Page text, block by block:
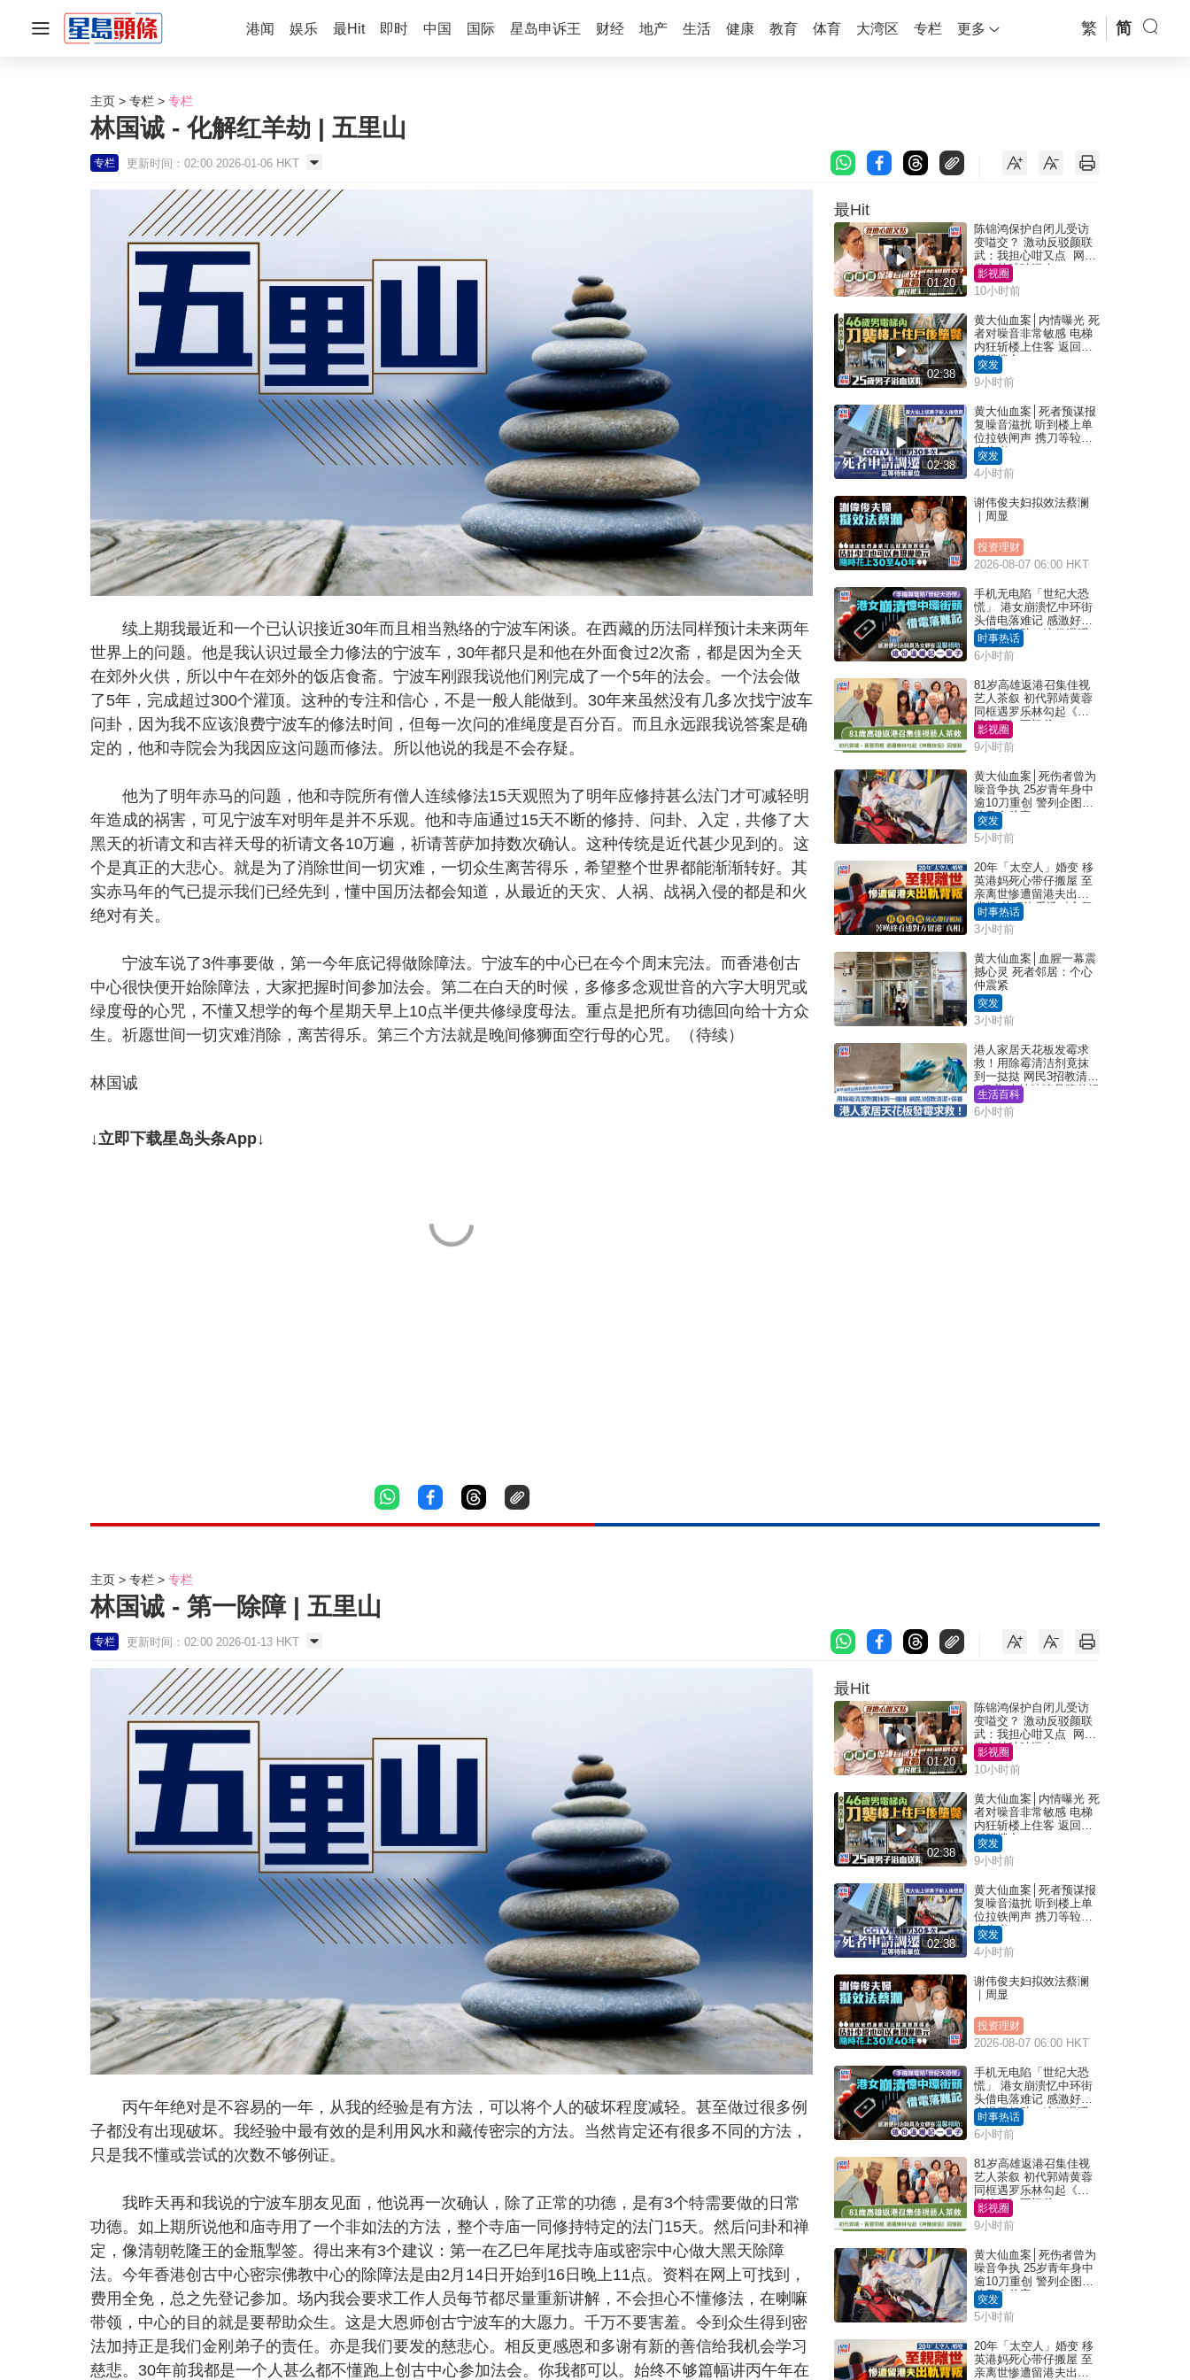
港闻 娱乐 最Hit 即时 中国 国际 星岛申诉王 财经 地产 生活 健康 教育 体育 大湾区 专栏 更多 繁 简
主页 专栏 专栏
林国诚 - 化解红羊劫 | 五里山
专栏 更新时间：02:00 2026-01-06 HKT
续上期我最近和一个已认识接近30年而且相当熟络的宁波车闲谈。在西藏的历法同样预计未来两年
世界上的问题。他是我认识过最全力修法的宁波车，30年都只是和他在外面食过2次斋，都是因为全天
在郊外火供，所以中午在郊外的饭店食斋。宁波车刚跟我说他们刚完成了一个5年的法会。一个法会做
了5年，完成超过300个灌顶。这种的专注和信心，不是一般人能做到。30年来虽然没有几多次找宁波车
问卦，因为我不应该浪费宁波车的修法时间，但每一次问的准绳度是百分百。而且永远跟我说答案是确
定的，他和寺院会为我因应这问题而修法。所以他说的我是不会存疑。
他为了明年赤马的问题，他和寺院所有僧人连续修法15天观照为了明年应修持甚么法门才可减轻明
年造成的祸害，可见宁波车对明年是并不乐观。他和寺庙通过15天不断的修持、问卦、入定，共修了大
黑天的祈请文和吉祥天母的祈请文各10万遍，祈请菩萨加持数次确认。这种传统是近代甚少见到的。这
个是真正的大悲心。就是为了消除世间一切灾难，一切众生离苦得乐，希望整个世界都能渐渐转好。其
实赤马年的气已提示我们已经先到，懂中国历法都会知道，从最近的天灾、人祸、战祸入侵的都是和火
绝对有关。
宁波车说了3件事要做，第一今年底记得做除障法。宁波车的中心已在今个周末完法。而香港创古
中心很快便开始除障法，大家把握时间参加法会。第二在白天的时候，多修多念观世音的六字大明咒或
绿度母的心咒，不懂又想学的每个星期天早上10点半便共修绿度母法。重点是把所有功德回向给十方众
生。祈愿世间一切灾难消除，离苦得乐。第三个方法就是晚间修狮面空行母的心咒。（待续）
林国诚
↓立即下载星岛头条App↓
最Hit
01:20
陈锦鸿保护自闭儿受访
变嗌交？ 激动反驳颜联
武：我担心咁又点 网民
批主持咄咄逼人
影视圈
10小时前
02:38
黄大仙血案│内情曝光 死
者对噪音非常敏感 电梯
内狂斩楼上住客 返回住
所堕楼亡
突发
9小时前
02:38
黄大仙血案│死者预谋报
复噪音滋扰 听到楼上单
位拉铁闸声 携刀等䢂伏
击伤者
突发
4小时前
谢伟俊夫妇拟效法蔡澜
｜周显
投资理财
2026-08-07 06:00 HKT
手机无电陷「世纪大恐
慌」 港女崩溃忆中环街
头借电落难记 感激好心
人温馨相助：这份温暖
记一辈子｜Juicy叮
时事热话
6小时前
81岁高雄返港召集佳视
艺人茶叙 初代郭靖黄蓉
同框遇罗乐林勾起《神
雕侠侣》回忆杀
影视圈
9小时前
黄大仙血案│死伤者曾为
噪音争执 25岁青年身中
逾10刀重创 警列企图谋
杀及自杀案
突发
5小时前
20年「太空人」婚变 移
英港妈死心带仔搬屋 至
亲离世惨遭留港夫出轨
背叛 苦叹终看透对方留
港「真相」｜Juicy叮
时事热话
3小时前
黄大仙血案│血腥一幕震
撼心灵 死者邻居：个心
仲震紧
突发
3小时前
港人家居天花板发霉求
救！用除霉清洁剂竟抹
到一挞挞 网民3招教清洁
+保养 本地油漆品牌曾提
醒勿用1物防变色
生活百科
6小时前
主页 专栏 专栏
林国诚 - 第一除障 | 五里山
专栏 更新时间：02:00 2026-01-13 HKT
丙午年绝对是不容易的一年，从我的经验是有方法，可以将个人的破坏程度减轻。甚至做过很多例
子都没有出现破坏。我经验中最有效的是利用风水和藏传密宗的方法。当然肯定还有很多不同的方法，
只是我不懂或尝试的次数不够例证。
我昨天再和我说的宁波车朋友见面，他说再一次确认，除了正常的功德，是有3个特需要做的日常
功德。如上期所说他和庙寺用了一个非如法的方法，整个寺庙一同修持特定的法门15天。然后问卦和禅
定，像清朝乾隆王的金瓶掣签。得出来有3个建议：第一在乙巳年尾找寺庙或密宗中心做大黑天除障
法。今年香港创古中心密宗佛教中心的除障法是由2月14日开始到16日晚上11点。资料在网上可找到，
费用全免，总之先登记参加。场内我会要求工作人员每节都尽量重新讲解，不会担心不懂修法，在喇嘛
带领，中心的目的就是要帮助众生。这是大恩师创古宁波车的大愿力。千万不要害羞。令到众生得到密
法加持正是我们金刚弟子的责任。亦是我们要发的慈悲心。相反更感恩和多谢有新的善信给我机会学习
慈悲。30年前我都是一个人甚么都不懂跑上创古中心参加法会。你我都可以。始终不够篇幅讲丙午年在
最Hit
01:20
陈锦鸿保护自闭儿受访
变嗌交？ 激动反驳颜联
武：我担心咁又点 网民
批主持咄咄逼人
影视圈
10小时前
02:38
黄大仙血案│内情曝光 死
者对噪音非常敏感 电梯
内狂斩楼上住客 返回住
所堕楼亡
突发
9小时前
02:38
黄大仙血案│死者预谋报
复噪音滋扰 听到楼上单
位拉铁闸声 携刀等䢂伏
击伤者
突发
4小时前
谢伟俊夫妇拟效法蔡澜
｜周显
投资理财
2026-08-07 06:00 HKT
手机无电陷「世纪大恐
慌」 港女崩溃忆中环街
头借电落难记 感激好心
人温馨相助：这份温暖
记一辈子｜Juicy叮
时事热话
6小时前
81岁高雄返港召集佳视
艺人茶叙 初代郭靖黄蓉
同框遇罗乐林勾起《神
雕侠侣》回忆杀
影视圈
9小时前
黄大仙血案│死伤者曾为
噪音争执 25岁青年身中
逾10刀重创 警列企图谋
杀及自杀案
突发
5小时前
20年「太空人」婚变 移
英港妈死心带仔搬屋 至
亲离世惨遭留港夫出轨